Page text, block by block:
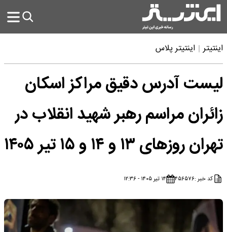
اینتیتر اینتیتر پلاس
لیست آدرس دقیق مراکز اسکان
زائران مراسم رهبر شهید انقلاب در
تهران روزهای ۱۳ و ۱۴ و ۱۵ تیر ۱۴۰۵
کد خبر :۴۵۶۵۷۶ ۱۴ تیر ۱۴۰۵ - ۱۲:۳۶